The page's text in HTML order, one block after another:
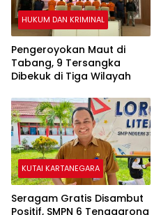
HUKUM DAN KRIMINAL
Pengeroyokan Maut di
Tabang, 9 Tersangka
Dibekuk di Tiga Wilayah
KUTAI KARTANEGARA
Seragam Gratis Disambut
Positif, SMPN 6 Tenggarong